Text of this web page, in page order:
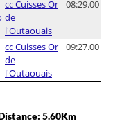
cc Cuisses Or
de
l'Outaouais
08:29.00
cc Cuisses Or
de
l'Outaouais
09:27.00
5.60Km